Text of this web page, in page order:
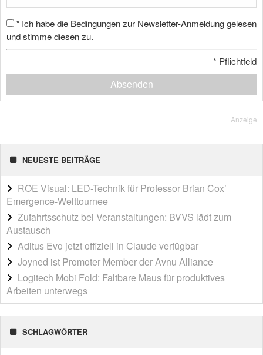
* Ich habe die Bedingungen zur Newsletter-Anmeldung gelesen
und stimme diesen zu.
* Pflichtfeld
Absenden
Anzeige
NEUESTE BEITRÄGE
ROE Visual: LED-Technik für Professor Brian Cox’
Emergence-Welttournee
Zufahrtsschutz bei Veranstaltungen: BVVS lädt zum
Austausch
Aditus Evo jetzt offiziell in Claude verfügbar
Joyned ist Promoter Member der Avnu Alliance
Logitech Mobi Fold: Faltbare Maus für produktives
Arbeiten unterwegs
SCHLAGWÖRTER